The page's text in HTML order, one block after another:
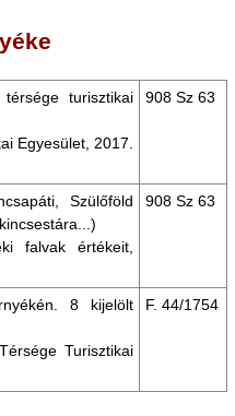
turisztikai
Egyesület, 2017.
908 Sz 63
Szülőföld
falvak értékeit,
908 Sz 63
8 kijelölt
Turisztikai
F. 44/1754